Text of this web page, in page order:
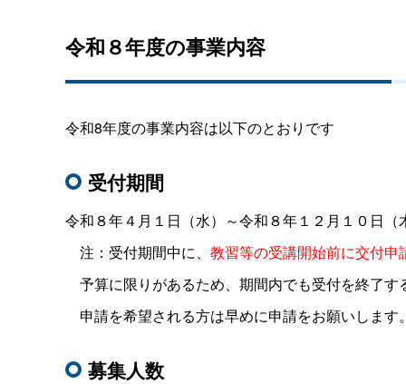
令和８年度の事業内容
令和8年度の事業内容は以下のとおりです
受付期間
令和８年４月１日（水）～令和８年１２月１０日（
注：受付期間中に、 教習等の受講開始前に交付申
予算に限りがあるため、期間内でも受付を終了す
申請を希望される方は早めに申請をお願いします
募集人数